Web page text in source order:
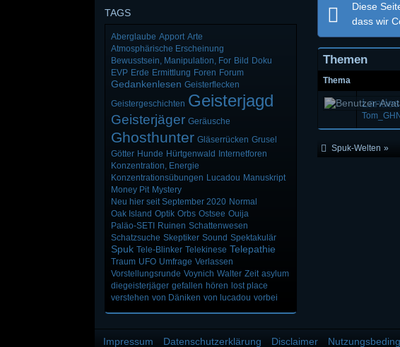
TAGS
Aberglaube Apport Arte
Atmosphärische Erscheinung
Bewusstsein, Manipulation, For Bild Doku
EVP Erde Ermittlung Foren Forum
Gedankenlesen Geisterflecken
Geistergeschichten Geisterjagd
Geisterjäger Geräusche
Ghosthunter Gläserrücken Grusel
Götter Hunde Hürtgenwald
Internetforen
Konzentration, Energie
Konzentrationsübungen Lucadou Manuskript
Money Pit Mystery
Neu hier seit September 2020 Normal
Oak Island Optik Orbs Ostsee Ouija
Paläo-SETI
Ruinen Schattenwesen
Schatzsuche Skeptiker Sound Spektakulär
Spuk Tele-Blinker Telekinese Telepathie
Traum UFO Umfrage Verlassen
Vorstellungsrunde Voynich Walter Zeit asylum
diegeisterjäger gefallen hören lost place
verstehen von Däniken von lucadou vorbei
Diese
dass wir
Themen
Thema
Spuk-Welten »
Impressum Datenschutzerklärung Disclaimer